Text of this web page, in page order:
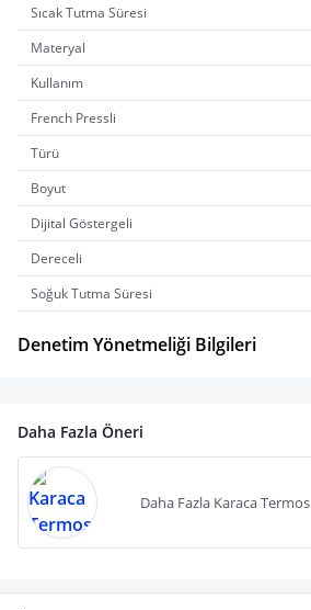
Sıcak Tutma Süresi
Materyal
Kullanım
French Pressli
Türü
Boyut
Dijital Göstergeli
Dereceli
Soğuk Tutma Süresi
Denetim Yönetmeliği Bilgileri
Daha Fazla Öneri
Daha Fazla Karaca Termos